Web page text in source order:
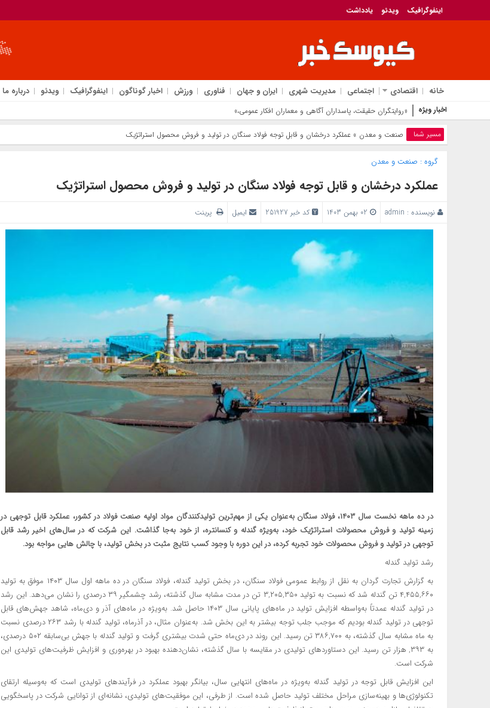
اینفوگرافیک ویدئو یادداشت
خانه اقتصادی اجتماعی مدیریت شهری ایران و جهان فناوری ورزش اخبار گوناگون اینفوگرافیک ویدئو درباره ما
اخبار ویژه پیام تبریک مدیرعامل ب
مسیر شما صنعت و معدن » عملکرد درخشان و قابل توجه فولاد سنگان در تولید و فروش محصول استراتژیک
گروه : صنعت و معدن
عملکرد درخشان و قابل توجه فولاد سنگان در تولید و فروش محصول استراتژیک
نویسنده : admin کد خبر 251927 ایمیل پرینت
در ده ماهه نخست سال ۱۴۰۳، فولاد سنگان به‌عنوان یکی از مهم‌ترین تولیدکنندگان مواد اولیه صنعت فولاد در کشور، عملکرد قابل توجهی در
زمینه تولید و فروش محصولات استراتژیک خود، به‌ویژه گندله و کنسانتره، از خود به‌جا گذاشت. این شرکت که در سال‌های اخیر رشد قابل
توجهی در تولید و فروش محصولات خود تجربه کرده، در این دوره با وجود کسب نتایج مثبت در بخش تولید، با چالش هایی مواجه بود.
رشد تولید گندله
به گزارش تجارت گردان به نقل از روابط عمومی فولاد سنگان، در بخش تولید گندله، فولاد سنگان در ده ماهه اول سال ۱۴۰۳ موفق به تولید
۴,۴۵۵,۶۶۰ تن گندله شد که نسبت به تولید ۳,۲۰۵,۳۵۰ تن در مدت مشابه سال گذشته، رشد چشمگیر ۳۹ درصدی را نشان می‌دهد. این رشد
در تولید گندله عمدتاً به‌واسطه افزایش تولید در ماه‌های پایانی سال ۱۴۰۳ حاصل شد. به‌ویژه در ماه‌های آذر و دی‌ماه، شاهد جهش‌های قابل
توجهی در تولید گندله بودیم که موجب جلب توجه بیشتر به این بخش شد. به‌عنوان مثال، در آذرماه، تولید گندله با رشد ۲۶۳ درصدی نسبت
به ماه مشابه سال گذشته، به ۳۸۶,۷۰۰ تن رسید. این روند در دی‌ماه حتی شدت بیشتری گرفت و تولید گندله با جهش بی‌سابقه ۵۰۲ درصدی،
به ۳۹۳, هزار تن رسید. این دستاوردهای تولیدی در مقایسه با سال گذشته، نشان‌دهنده بهبود در بهره‌وری و افزایش ظرفیت‌های تولیدی این
شرکت است.
این افزایش قابل توجه در تولید گندله به‌ویژه در ماه‌های انتهایی سال، بیانگر بهبود عملکرد در فرآیندهای تولیدی است که به‌وسیله ارتقای
تکنولوژی‌ها و بهینه‌سازی مراحل مختلف تولید حاصل شده است. از طرفی، این موفقیت‌های تولیدی، نشانه‌ای از توانایی شرکت در پاسخگویی